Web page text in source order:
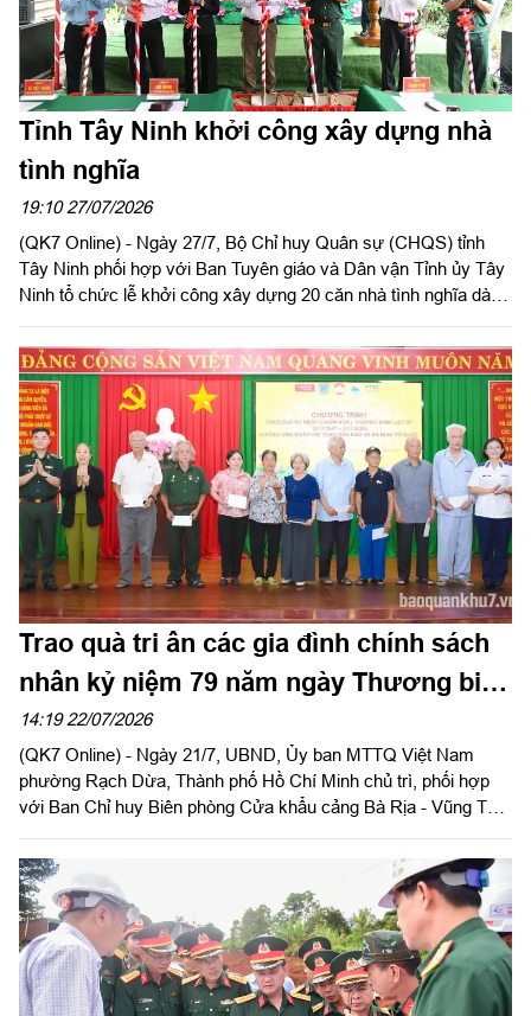
Tỉnh Tây Ninh khởi công xây dựng nhà
tình nghĩa
19:10 27/07/2026
(QK7 Online) - Ngày 27/7, Bộ Chỉ huy Quân sự (CHQS) tỉnh
Tây Ninh phối hợp với Ban Tuyên giáo và Dân vận Tỉnh ủy Tây
Ninh tổ chức lễ khởi công xây dựng 20 căn nhà tình nghĩa dành
cảnh khó khăn về nhà ở trên địa bàn tỉnh. Đồng chí Thành Từ
Dũ, Phó Trưởng ban Tuyên giáo và Dân vận Tỉnh ủy; Thượng
tá Ngô Khánh, Phó Chính ủy Bộ CHQS tỉnh dự lễ khởi công.
Trao quà tri ân các gia đình chính sách
nhân kỷ niệm 79 năm ngày Thương binh
- Liệt sĩ
14:19 22/07/2026
(QK7 Online) - Ngày 21/7, UBND, Ủy ban MTTQ Việt Nam
phường Rạch Dừa, Thành phố Hồ Chí Minh chủ trì, phối hợp
với Ban Chỉ huy Biên phòng Cửa khẩu cảng Bà Rịa - Vũng Tàu,
Dịch vụ Năng lượng tái tạo, Trạm cáp quang biển IA - Viettel
Vũng Tàu tổ chức chương trình trao quà tri ân các thương binh,
bệnh binh, thân nhân liệt sĩ và người có công với cách mạng
nhân kỷ niệm 79 năm ngày Thương binh - Liệt sĩ (27/7/1947 -
27/7/2026).